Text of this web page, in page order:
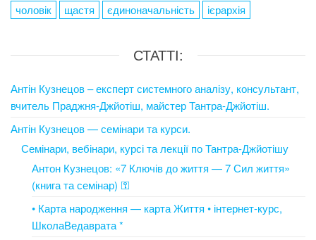
чоловік
щастя єдиноначальність ієрархія
СТАТТІ:
Антін Кузнецов – експерт системного аналізу, консультант,
вчитель Праджня-Джйотіш, майстер Тантра-Джйотіш.
Антін Кузнецов — семінари та курси.
Семінари, вебінари, курсі та лекції по Тантра-Джйотішу
Антон Кузнецов: «7 Ключів до життя — 7 Сил життя»
(книга та семінар) ⚿
• Карта народження — карта Життя • інтернет-курс,
ШколаВедаврата *